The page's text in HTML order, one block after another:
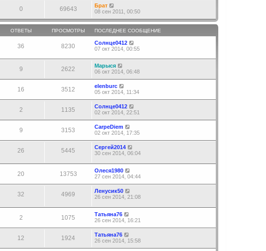
0 69643
Брат
08 сен 2011, 00:50
ОТВЕТЫ ПРОСМОТРЫ ПОСЛЕДНЕЕ СООБЩЕНИЕ
36 8230
Солнце0412
07 окт 2014, 00:55
9 2622
Марыся
06 окт 2014, 06:48
16 3512
elenburc
05 окт 2014, 11:34
2 1135
Солнце0412
02 окт 2014, 22:51
9 3153
CarpeDiem
02 окт 2014, 17:35
26 5445
Сергей2014
30 сен 2014, 06:04
20 13753
Олеся1980
27 сен 2014, 04:44
32 4969
Ленусик50
26 сен 2014, 21:08
2 1075
Татьяна76
26 сен 2014, 16:21
12 1924
Татьяна76
26 сен 2014, 15:58